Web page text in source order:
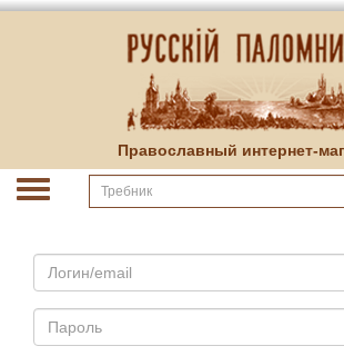
Православный интернет-
Email
Пароль